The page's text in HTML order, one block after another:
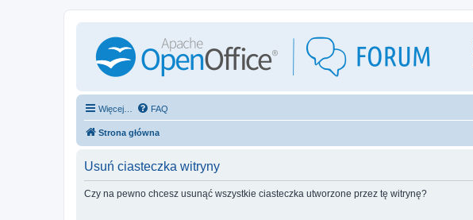
Więcej… FAQ
Strona główna
Usuń ciasteczka witryny
Czy na pewno chcesz usunąć wszystkie ciasteczka utworzone przez tę witrynę?